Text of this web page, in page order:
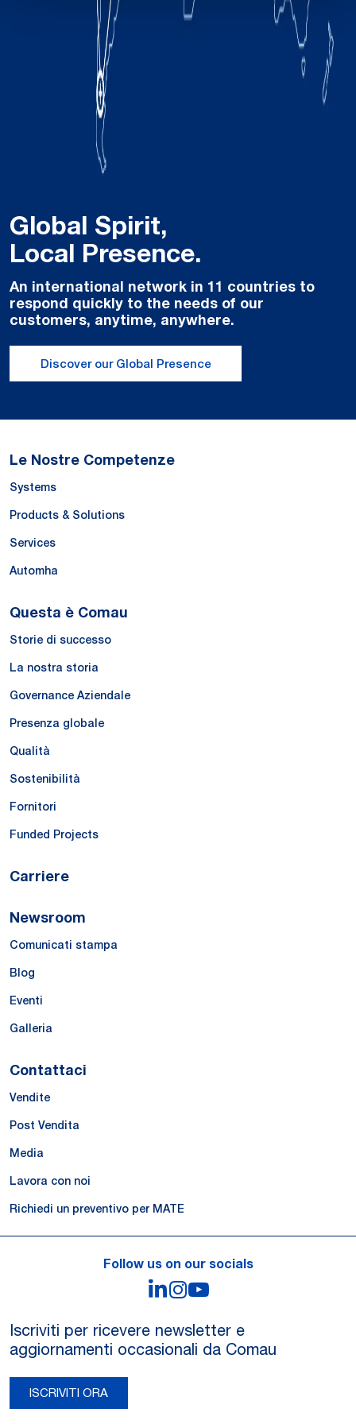
Global Spirit,
Local Presence.
An international network in 11 countries to
respond quickly to the needs of our
customers, anytime, anywhere.
Discover our Global Presence
Le Nostre Competenze
Systems
Products & Solutions
Services
Automha
Questa è Comau
Storie di successo
La nostra storia
Governance Aziendale
Presenza globale
Qualità
Sostenibilità
Fornitori
Funded Projects
Carriere
Newsroom
Comunicati stampa
Blog
Eventi
Galleria
Contattaci
Vendite
Post Vendita
Media
Lavora con noi
Richiedi un preventivo per MATE
Follow us on our socials
LinkedIn
Instagram
Iscriviti per ricevere newsletter e
aggiornamenti occasionali da Comau
ISCRIVITI ORA